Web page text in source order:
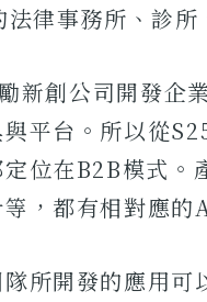
律事務所、診所
新創公司開發企
平台。所以從
位在B2B模式。
，都有相對應
隊所開發的應用